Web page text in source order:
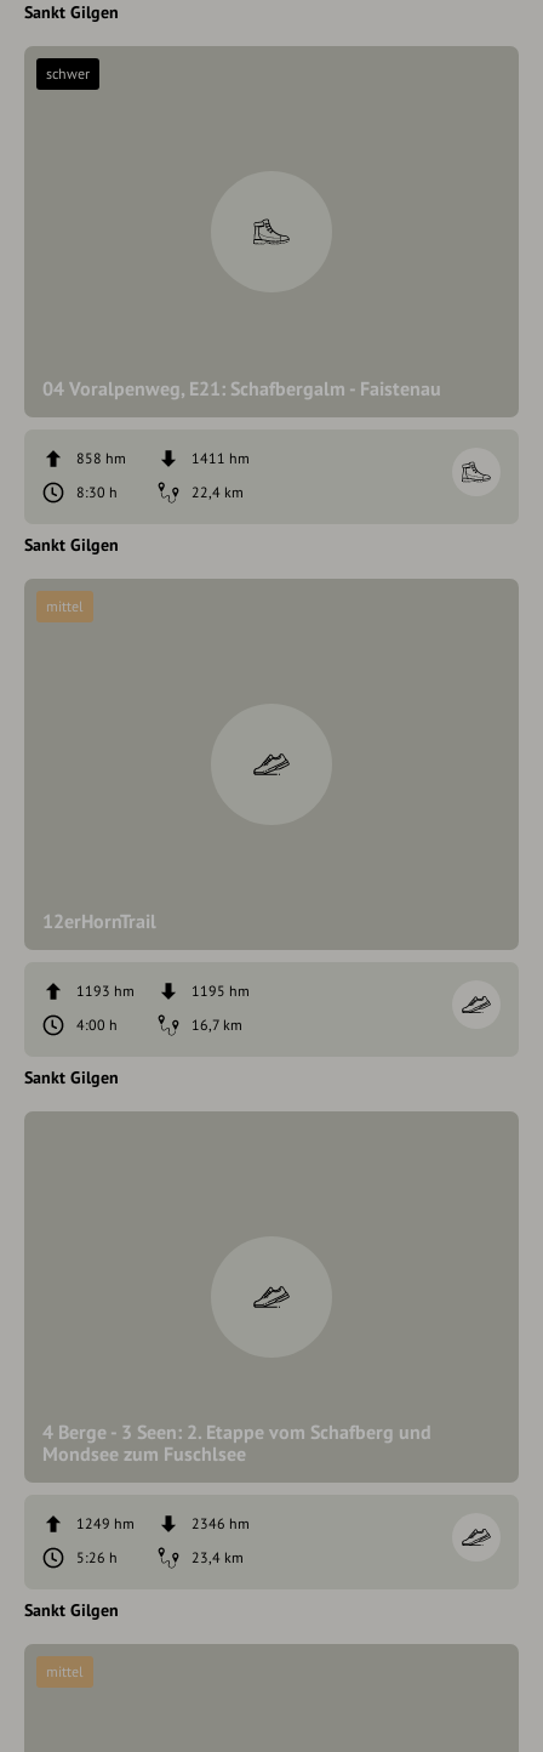
Sankt Gilgen
04 Voralpenweg, E21: Schafbergalm - Faistenau
schwer
858 hm
1411 hm
8:30 h
22,4 km
Sankt Gilgen
12erHornTrail
mittel
1193 hm
1195 hm
4:00 h
16,7 km
Sankt Gilgen
4 Berge - 3 Seen: 2. Etappe vom Schafberg und
Mondsee zum Fuschlsee
1249 hm
2346 hm
5:26 h
23,4 km
Sankt Gilgen
mittel